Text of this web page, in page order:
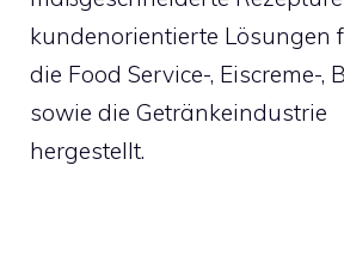
kundenorientierte Lösungen
die Food Service-, Eiscreme-,
sowie die Getränkeindustrie
hergestellt.